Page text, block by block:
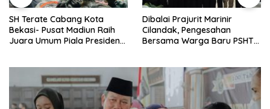
SH Terate Cabang Kota
Bekasi- Pusat Madiun Raih
Juara Umum Piala Presiden
Dibalai Prajurit Marinir
Cilandak, Pengesahan
Bersama Warga Baru PSHT
Berlangsung Khidmat